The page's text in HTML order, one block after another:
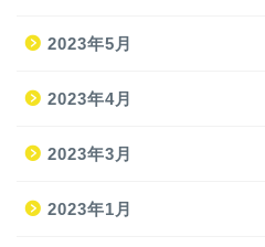
2023年5月
2023年4月
2023年3月
2023年1月